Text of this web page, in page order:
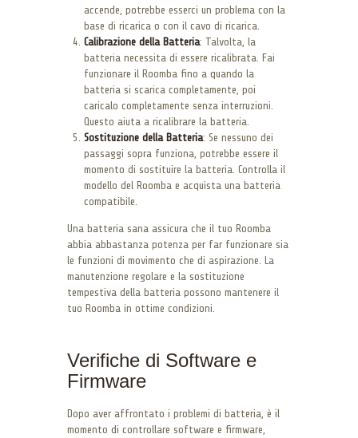
accende, potrebbe esserci un problema con la
base di ricarica o con il cavo di ricarica.
Calibrazione della Batteria: Talvolta, la
batteria necessita di essere ricalibrata. Fai
funzionare il Roomba fino a quando la
batteria si scarica completamente, poi
caricalo completamente senza interruzioni.
Questo aiuta a ricalibrare la batteria.
Sostituzione della Batteria: Se nessuno dei
passaggi sopra funziona, potrebbe essere il
momento di sostituire la batteria. Controlla il
modello del Roomba e acquista una batteria
compatibile.
Una batteria sana assicura che il tuo Roomba
abbia abbastanza potenza per far funzionare sia
le funzioni di movimento che di aspirazione. La
manutenzione regolare e la sostituzione
tempestiva della batteria possono mantenere il
tuo Roomba in ottime condizioni.
Verifiche di Software e
Firmware
Dopo aver affrontato i problemi di batteria, è il
momento di controllare software e firmware,